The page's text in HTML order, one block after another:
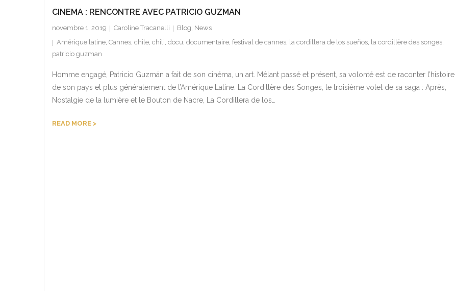
CINEMA : RENCONTRE AVEC PATRICIO GUZMAN
novembre 1, 2019 Caroline Tracanelli Blog News
Amérique latine Cannes chile chili docu documentaire festival de cannes la cordillera de los sueños la cordillère des songes
patricio guzman
Homme engagé, Patricio Guzmán a fait de son cinéma, un art. Mêlant passé et présent, sa volonté est de raconter l’histoire
de son pays et plus généralement de l’Amérique Latine. La Cordillère des Songes, le troisième volet de sa saga : Après,
Nostalgie de la lumière et le Bouton de Nacre, La Cordillera de los…
READ MORE